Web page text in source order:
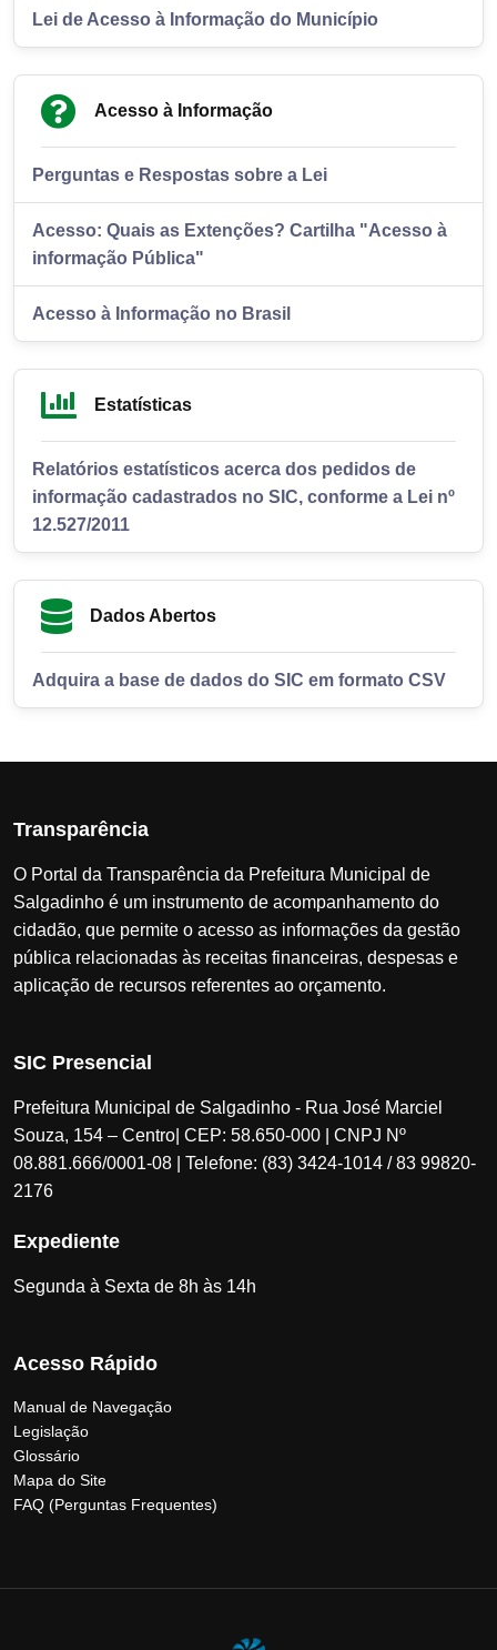
Lei de Acesso à Informação do Município
Acesso à Informação
Perguntas e Respostas sobre a Lei
Acesso: Quais as Extenções? Cartilha "Acesso à
informação Pública"
Acesso à Informação no Brasil
Estatísticas
Relatórios estatísticos acerca dos pedidos de
informação cadastrados no SIC, conforme a Lei nº
12.527/2011
Dados Abertos
Adquira a base de dados do SIC em formato CSV
Transparência
O Portal da Transparência da Prefeitura Municipal de
Salgadinho é um instrumento de acompanhamento do
cidadão, que permite o acesso as informações da gestão
pública relacionadas às receitas financeiras, despesas e
aplicação de recursos referentes ao orçamento.
SIC Presencial
Prefeitura Municipal de Salgadinho - Rua José Marciel
Souza, 154 – Centro| CEP: 58.650-000 | CNPJ Nº
08.881.666/0001-08 | Telefone: (83) 3424-1014 / 83 99820-
2176
Expediente
Segunda à Sexta de 8h às 14h
Acesso Rápido
Manual de Navegação
Legislação
Glossário
Mapa do Site
FAQ (Perguntas Frequentes)